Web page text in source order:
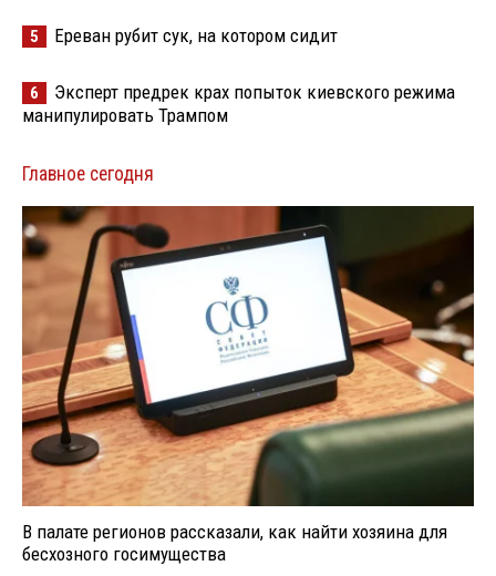
5 Ереван рубит сук, на котором сидит
6
Эксперт предрек крах попыток киевского режима
манипулировать Трампом
Главное сегодня
В палате регионов рассказали, как найти хозяина для
бесхозного госимущества